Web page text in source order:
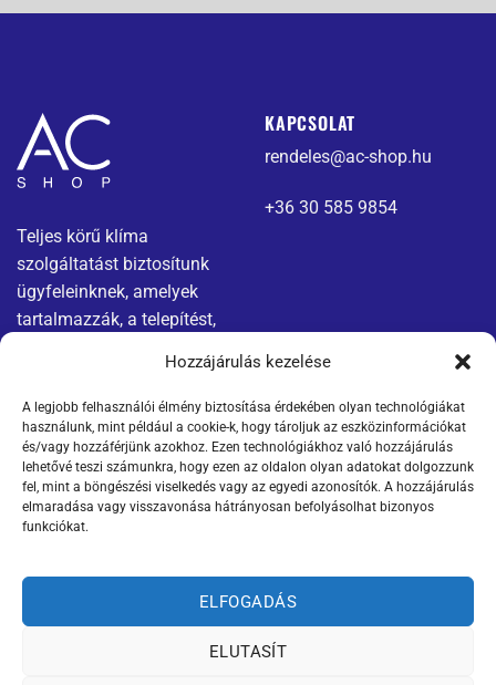
Hozzájárulás kezelése
A legjobb felhasználói élmény biztosítása érdekében olyan technológiákat
használunk, mint például a cookie-k, hogy tároljuk az eszközinformációkat
és/vagy hozzáférjünk azokhoz. Ezen technológiákhoz való hozzájárulás
lehetővé teszi számunkra, hogy ezen az oldalon olyan adatokat dolgozzunk
fel, mint a böngészési viselkedés vagy az egyedi azonosítók. A hozzájárulás
elmaradása vagy visszavonása hátrányosan befolyásolhat bizonyos
funkciókat.
ELFOGADÁS
ELUTASÍT
Teljes körű klíma
szolgáltatást biztosítunk
ügyfeleinknek, amelyek
tartalmazzák, a telepítést,
KAPCSOLAT
rendeles@ac-shop.hu
+36 30 585 9854
Menü
Kapcsolat
Termékek
Jogi nyilatkozatok
Adatvédelmi tájékoztató
ÁSZF